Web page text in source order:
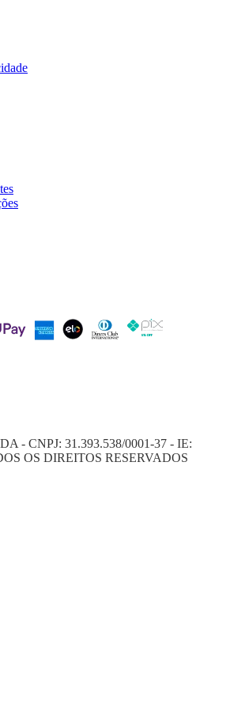
- CNPJ: 31.393.538/0001-37 - IE:
OS DIREITOS RESERVADOS